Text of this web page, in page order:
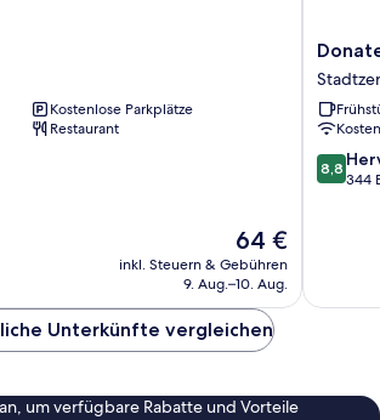
Kostenlose Parkplätze
Restaurant
Der
Preis
beträgt
64 €
inkl. Steuern & Gebühren
9. Aug.–10. Aug.
von
Padua
8.8
von
8,8
344
Unterkünfte vergleichen
um verfügbare Rabatte und Vorteile